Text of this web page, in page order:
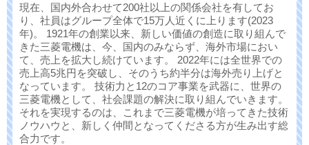
現在、国内外合わせて200社以上の関係会社を有してお
り、社員はグループ全体で15万人近くに上ります(2023
年)。 1921年の創業以来、新しい価値の創造に取り組んで
きた三菱電機は、今、国内のみならず、海外市場におい
て、売上を拡大し続けています。 2022年には全世界での
売上高5兆円を突破し、そのうち約半分は海外売り上げと
なっています。 技術力と12のコア事業を武器に、世界の
三菱電機として、社会課題の解決に取り組んでいきます。
それを実現するのは、これまで三菱電機が培ってきた技術
ノウハウと、新しく仲間となってくださる方が生み出す総
合力です。